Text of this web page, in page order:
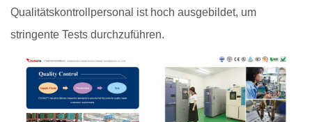
Qualitätskontrollpersonal ist hoch ausgebildet, um
stringente Tests durchzuführen.